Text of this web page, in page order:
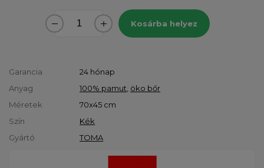
Kosárba helyez
Garancia
24 hónap
Anyag
100% pamut öko bőr
Méretek
70x45 cm
Szín
Kék
Gyártó
TOMA